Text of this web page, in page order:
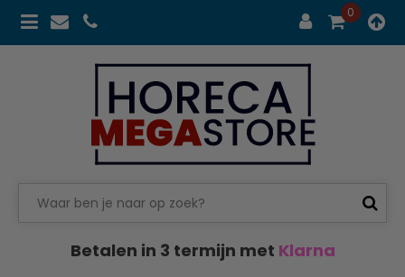
0
Betalen in 3 termijn met Klarna